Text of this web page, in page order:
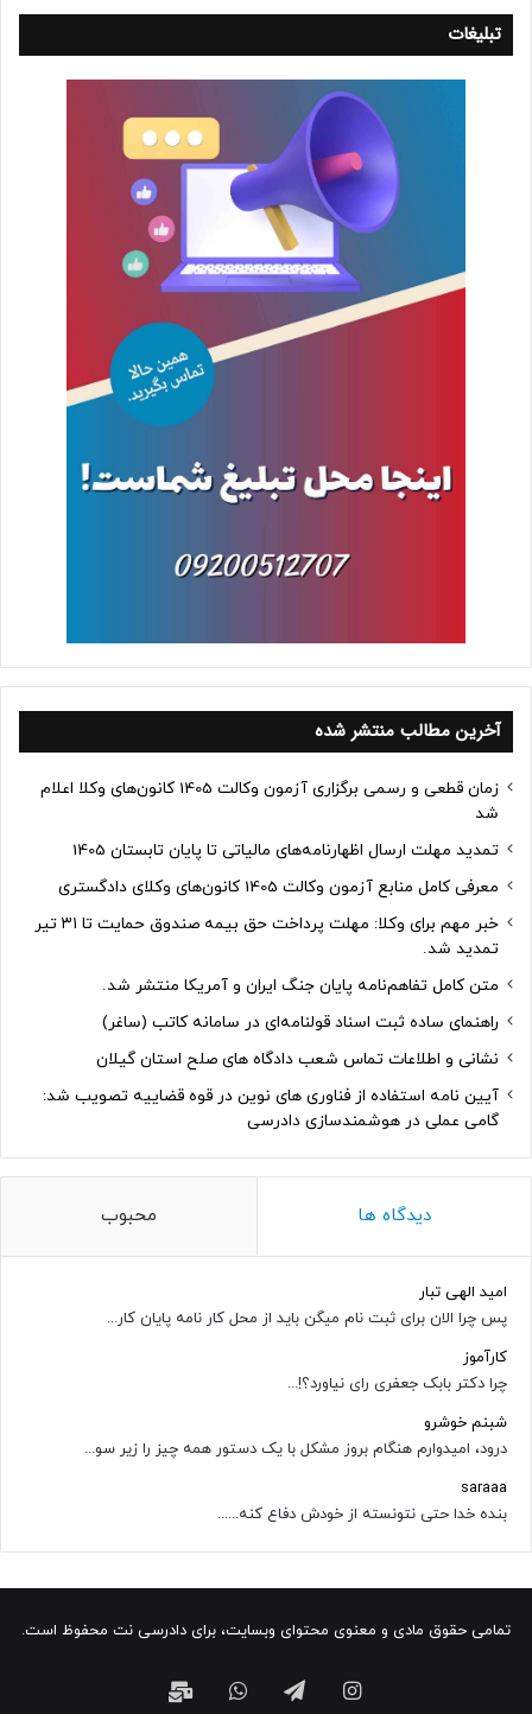
تبلیغات
آخرین مطالب منتشر شده
زمان قطعی و رسمی برگزاری آزمون وکالت 1405 کانون‌های وکلا اعلام
شد
تمدید مهلت ارسال اظهارنامه‌های مالیاتی تا پایان تابستان 1405
معرفی کامل منابع آزمون وکالت 1405 کانون‌های وکلای دادگستری
خبر مهم برای وکلا: مهلت پرداخت حق بیمه صندوق حمایت تا ۳۱ تیر
تمدید شد.
متن کامل تفاهم‌نامه پایان جنگ ایران و آمریکا منتشر شد.
راهنمای ساده ثبت اسناد قولنامه‌ای در سامانه کاتب (ساغر)
نشانی و اطلاعات تماس شعب دادگاه های صلح استان گیلان
آیین نامه استفاده از فناوری های نوین در قوه قضاییه تصویب شد:
گامی عملی در هوشمندسازی دادرسی
دیدگاه ها محبوب
امید الهی تبار
پس چرا الان برای ثبت نام میگن باید از محل کار نامه پایان کار...
کارآموز
چرا دکتر بابک جعفری رای نیاورد؟!...
شبنم خوشرو
درود، امیدوارم هنگام بروز مشکل با یک دستور همه چیز را زیر سو...
saraaa
بنده خدا حتی نتونسته از خودش دفاع کنه......
تمامی حقوق مادی و معنوی محتوای وبسایت، برای دادرسی نت محفوظ است.
اینستاگرامتلگرامواتس ایمیل